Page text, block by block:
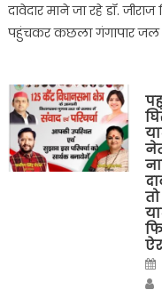
दावेदार माने जा रहे डॉ.
पहुंचकर कछला गंगापार